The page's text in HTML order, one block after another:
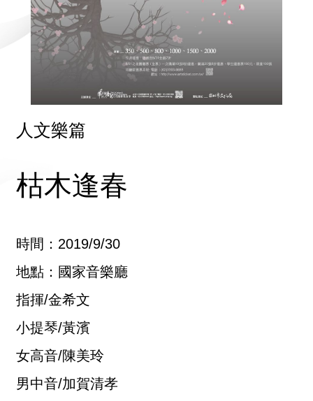
人文樂篇
枯木逢春
時間：2019/9/30
地點：國家音樂廳
指揮/金希文
小提琴/黃濱
女高音/陳美玲
男中音/加賀清孝